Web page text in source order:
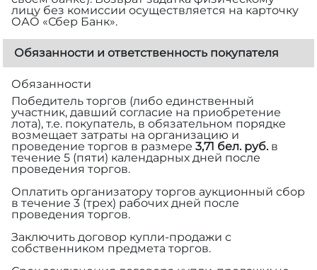
лицу без комиссии осуществляется на карточку
ОАО «Сбер Банк».
Обязанности и ответственность покупателя
Обязанности
Победитель торгов (либо единственный
участник, давший согласие на приобретение
лота), т.е. покупатель, в обязательном порядке
возмещает затраты на организацию и
проведение торгов в размере 3,71 бел. руб.в
течение 5 (пяти) календарных дней после
проведения торгов.
Оплатить организатору торгов аукционный сбор
в течение 3 (трех) рабочих дней после
проведения торгов.
Заключить договор купли-продажи с
собственником предмета торгов.